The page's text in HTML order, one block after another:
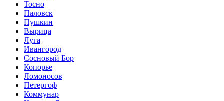
Тосно
Паловск
Пушкин
Вырица
Луга
Ивангород
Сосновый Бор
Копорье
Ломоносов
Петергоф
Коммунар